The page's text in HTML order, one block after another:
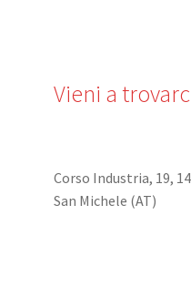
Vieni a
Corso Industria, 19,
San Michele (AT)